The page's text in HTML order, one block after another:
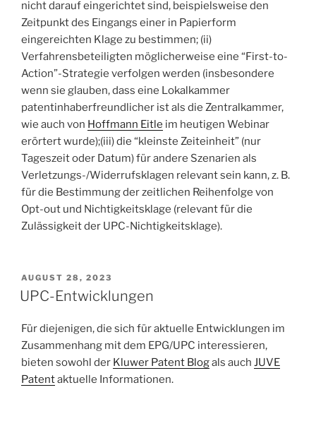
nicht darauf eingerichtet sind, beispielsweise den
Zeitpunkt des Eingangs einer in Papierform
eingereichten Klage zu bestimmen; (ii)
Verfahrensbeteiligten möglicherweise eine “First-to-
Action”-Strategie verfolgen werden (insbesondere
wenn sie glauben, dass eine Lokalkammer
patentinhaberfreundlicher ist als die Zentralkammer,
wie auch von Hoffmann Eitle im heutigen Webinar
erörtert wurde);(iii) die “kleinste Zeiteinheit” (nur
Tageszeit oder Datum) für andere Szenarien als
Verletzungs-/Widerrufsklagen relevant sein kann, z. B.
für die Bestimmung der zeitlichen Reihenfolge von
Opt-out und Nichtigkeitsklage (relevant für die
Zulässigkeit der UPC-Nichtigkeitsklage).
POSTED
ON
AUGUST 28, 2023
UPC-Entwicklungen
Für diejenigen, die sich für aktuelle Entwicklungen im
Zusammenhang mit dem EPG/UPC interessieren,
bieten sowohl der Kluwer Patent Blogals auch JUVE
Patentaktuelle Informationen.